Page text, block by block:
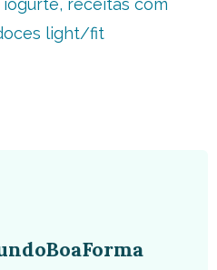
, receitas com
light/fit